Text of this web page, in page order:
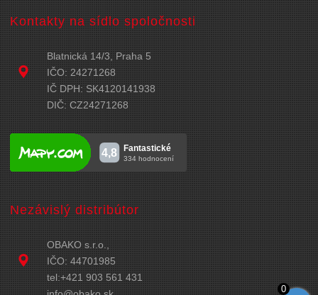
Kontakty na sídlo spoločnosti
Blatnická 14/3, Praha 5
IČO: 24271268
IČ DPH: SK4120141938
DIČ: CZ24271268
Nezávislý distribútor
OBAKO s.r.o.,
IČO: 44701985
tel:+421 903 561 431
0